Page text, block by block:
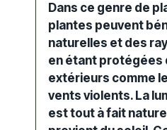
Dans ce genre de
plantes peuvent
naturelles et des
en étant protégées
extérieurs comme
vents violents. La
est tout à fait